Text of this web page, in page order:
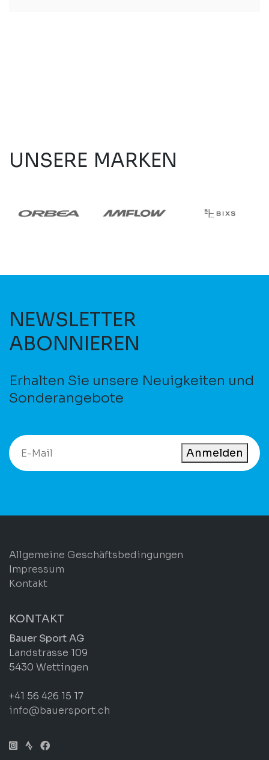
UNSERE MARKEN
NEWSLETTER
ABONNIEREN
Erhalten Sie unsere Neuigkeiten und
Sonderangebote
Anmelden
Allgemeine Geschäftsbedingungen
Impressum
Kontakt
KONTAKT
Bauer Sport AG
Landstrasse 109
5430 Wettingen
+41 56 426 15 17
info@bauersport.ch